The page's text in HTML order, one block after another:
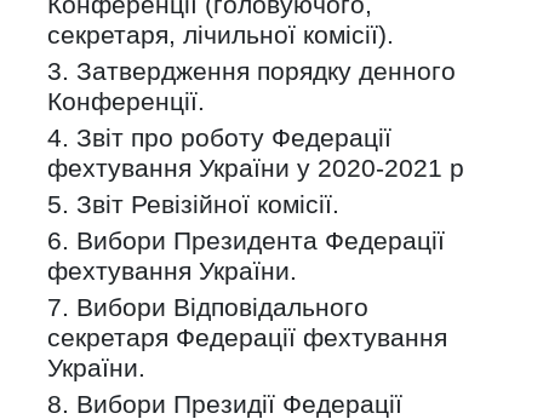
секретаря, лічильної комісії).
3. Затвердження порядку денного
Конференції.
4. Звіт про роботу Федерації
фехтування України у 2020-2021 р
5. Звіт Ревізійної комісії.
6. Вибори Президента Федерації
фехтування України.
7. Вибори Відповідального
секретаря Федерації фехтування
України.
8. Вибори Президії Федерації